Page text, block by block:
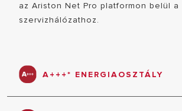
az Ariston Net Pro platformon belül a
szervizhálózathoz.
A+++* ENERGIAOSZTÁLY
*Ez a termék az A+++